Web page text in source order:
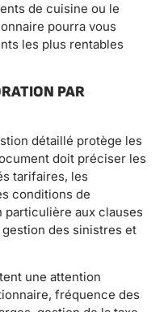
de cuisine ou le
pourra vous
les plus rentables
PAR
détaillé protège les
doit préciser les
tarifaires, les
conditions de
particulière aux clauses
des sinistres et
une attention
fréquence des